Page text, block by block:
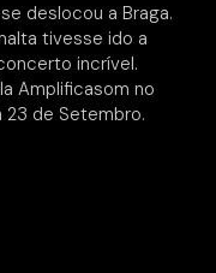
deslocou a Braga.
tivesse ido a
incrível.
Amplificasom no
23 de Setembro.